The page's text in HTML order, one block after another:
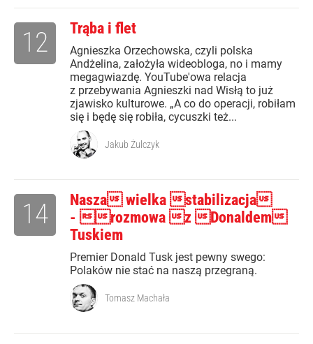
Trąba i flet
Agnieszka Orzechowska, czyli polska
Andżelina, założyła wideobloga, no i mamy
megagwiazdę. YouTube'owa relacja
z przebywania Agnieszki nad Wisłą to już
zjawisko kulturowe. „A co do operacji, robiłam
się i będę się robiła, cycuszki też...
12
Jakub Żulczyk
Nasza wielka stabilizacja
- rozmowa z Donaldem
Tuskiem
Premier Donald Tusk jest pewny swego:
Polaków nie stać na naszą przegraną.
14
Tomasz Machała